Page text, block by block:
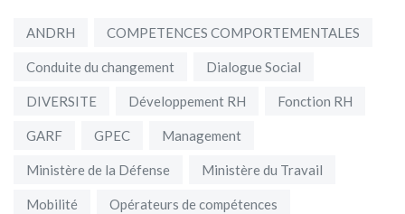
ANDRH COMPETENCES COMPORTEMENTALES
Conduite du changement Dialogue Social
DIVERSITE Développement RH Fonction RH
GARF GPEC Management
Ministère de la Défense Ministère du Travail
Mobilité Opérateurs de compétences